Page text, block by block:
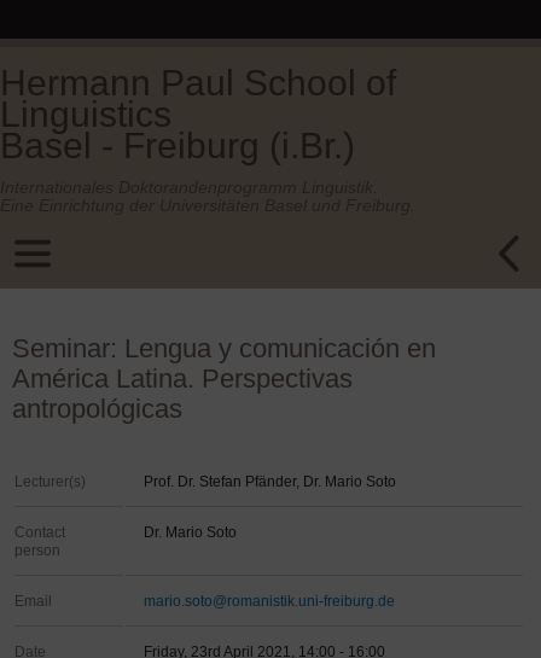
Hermann Paul School of
Linguistics
Basel - Freiburg (i.Br.)
Seminar: Lengua y comunicación en
América Latina. Perspectivas
antropológicas
Lecturer(s) Prof. Dr. Stefan Pfänder, Dr. Mario Soto
Contact
person
Dr. Mario Soto
Email mario.soto@romanistik.uni-freiburg.de
Date Friday, 23rd April 2021, 14:00 - 16:00